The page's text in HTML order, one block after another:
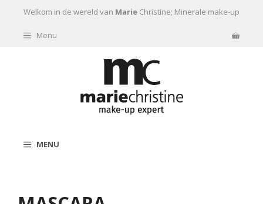
Ga naar de inhoud
Welkom in de wereld van Marie Christine; Minerale make-up
Menu
MENU